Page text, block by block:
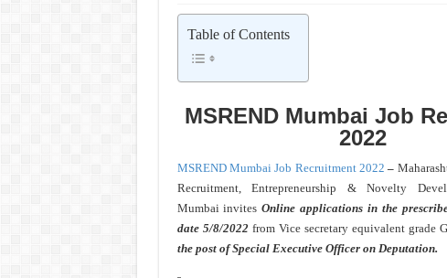
खुशखबर ! रेल्वे मध्ये ४०९८ जुनिअर इंजिनिअर
Table of Contents
MSREND Mumbai Job
2022
MSREND Mumbai Job Recruitment 2022 –
Recruitment, Entrepreneurship & Novelty
Mumbai invitesOnline applications in the
date 5/8/2022 from Vice secretary equivalent grade
the post of Special Executive Officer on Deputation.